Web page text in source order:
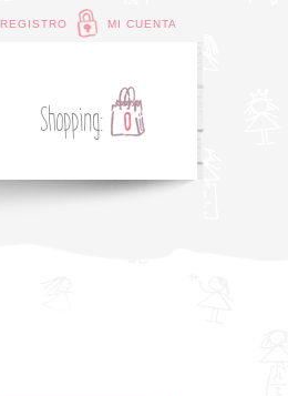
REGISTRO MI CUENTA
Shopping: 0